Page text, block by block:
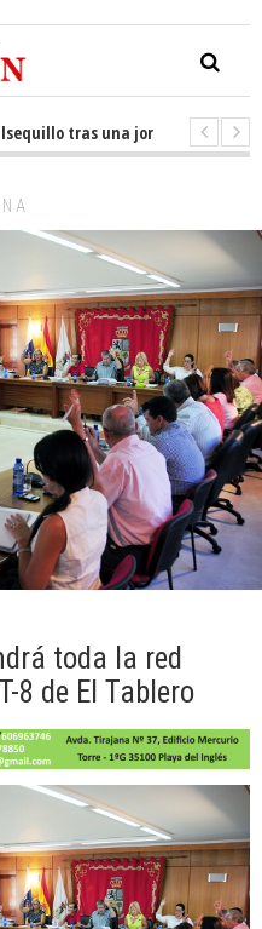
una jornada de baloncesto
toda la red
8 de El Tablero